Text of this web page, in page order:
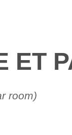
ET
room)